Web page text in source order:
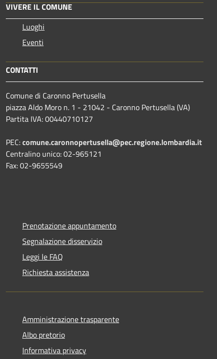
VIVERE IL COMUNE
Luoghi
Eventi
CONTATTI
Comune di Caronno Pertusella
piazza Aldo Moro n. 1 - 21042 - Caronno Pertusella (VA)
Partita IVA: 00440710127
PEC:comune.caronnopertusella@pec.regione.lombardia.it
Centralino unico: 02-965121
Fax: 02-9655549
Prenotazione appuntamento
Segnalazione disservizio
Leggi le FAQ
Richiesta assistenza
Amministrazione trasparente
Albo pretorio
Informativa privacy